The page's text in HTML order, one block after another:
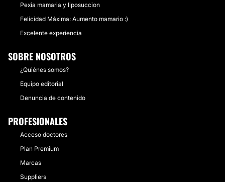
Pexia mamaria y liposuccion
Felicidad Máxima: Aumento mamario :)
Excelente experiencia
SOBRE NOSOTROS
¿Quiénes somos?
Equipo editorial
Denuncia de contenido
PROFESIONALES
Acceso doctores
Plan Premium
Marcas
Suppliers